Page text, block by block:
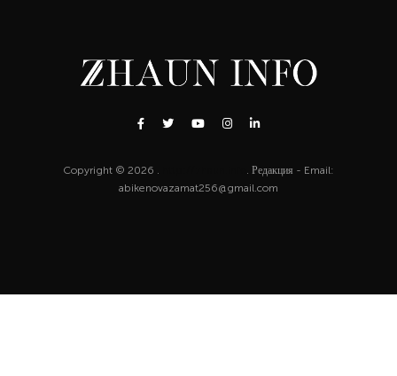
Copyright © 2026 .
. Редакция - Email:
abikenovazamat256@gmail.com